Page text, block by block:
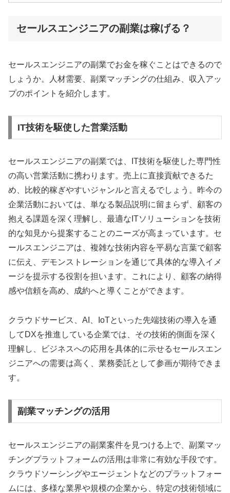
セールスエンジニアの副業は稼げる？
セールスエンジニアの副業でお金を稼ぐことはできるので
しょうか。人材需要、副業マッチングの仕組み、収入アッ
プのポイントを紹介します。
IT技術を駆使した営業活動
セールスエンジニアの副業では、IT技術を駆使した専門性
の高い営業活動に携わります。売上に直接貢献できるた
め、比較的稼ぎやすいジャンルと言えるでしょう。昨今の
企業活動においては、単なる製品説明に留まらず、顧客の
抱える課題を深く理解し、最適なITソリューションを技術
的な知見から提案することのニーズが高まっています。セ
ールスエンジニアは、複雑な技術内容を平易な言葉で顧客
に伝え、デモンストレーションを通じて具体的な導入イメ
ージを提示する役割を担います。これにより、顧客の納得
感や信頼を高め、成約へと導くことができます。
クラウドサービス、AI、IoTといった先端技術の導入を通
してDXを推進している企業では、その技術的側面を深く
理解し、ビジネスへの応用を具体的に示せるセールスエン
ジニアへの需要は高く、業務委託として参画が期待できま
す。
副業マッチングの活用
セールスエンジニアの副業案件を見つける上で、副業マッ
チングプラットフォームの活用は非常に有効な手段です。
クラウドソーシングやエージェントなどのプラットフォー
ムには、多様な業界や規模の企業から、特定の技術領域に